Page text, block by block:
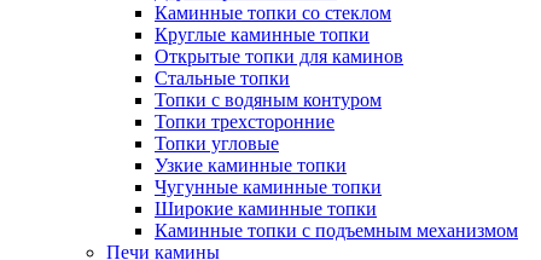
Каминные топки со стеклом
Круглые каминные топки
Открытые топки для каминов
Стальные топки
Топки с водяным контуром
Топки трехсторонние
Топки угловые
Узкие каминные топки
Чугунные каминные топки
Широкие каминные топки
Каминные топки с подъемным механизмом
Печи камины